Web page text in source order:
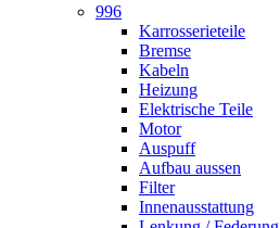
996
Karrosserieteile
Bremse
Kabeln
Heizung
Elektrische Teile
Motor
Auspuff
Aufbau aussen
Filter
Innenausstattung